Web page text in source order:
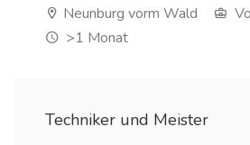
Neunburg vorm Wald
>1 Monat
Techniker und Meister